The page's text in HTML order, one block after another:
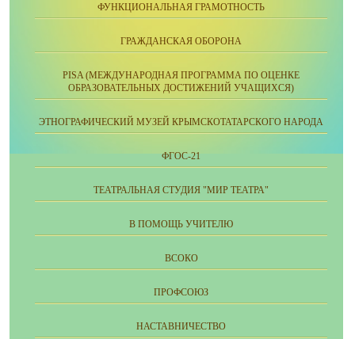
ФУНКЦИОНАЛЬНАЯ ГРАМОТНОСТЬ
ГРАЖДАНСКАЯ ОБОРОНА
PISA (МЕЖДУНАРОДНАЯ ПРОГРАММА ПО ОЦЕНКЕ
ОБРАЗОВАТЕЛЬНЫХ ДОСТИЖЕНИЙ УЧАЩИХСЯ)
ЭТНОГРАФИЧЕСКИЙ МУЗЕЙ КРЫМСКОТАТАРСКОГО НАРОДА
ФГОС-21
ТЕАТРАЛЬНАЯ СТУДИЯ "МИР ТЕАТРА"
В ПОМОЩЬ УЧИТЕЛЮ
ВСОКО
ПРОФСОЮЗ
НАСТАВНИЧЕСТВО